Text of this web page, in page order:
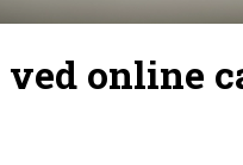
online